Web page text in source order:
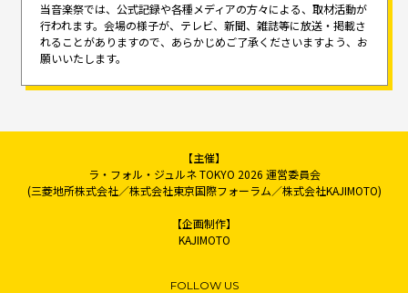
当音楽祭では、公式記録や各種メディアの方々による、取材活動が
行われます。 会場の様子が、テレビ、新聞、雑誌等に放送・掲載さ
れることがありますので、 あらかじめご了承くださいますよう、お
願いいたします。
【主催】
ラ・フォル・ジュルネ TOKYO 2026 運営委員会
(三菱地所株式会社／株式会社東京国際フォーラム／株式会社KAJIMOTO)
【企画制作】
KAJIMOTO
FOLLOW US